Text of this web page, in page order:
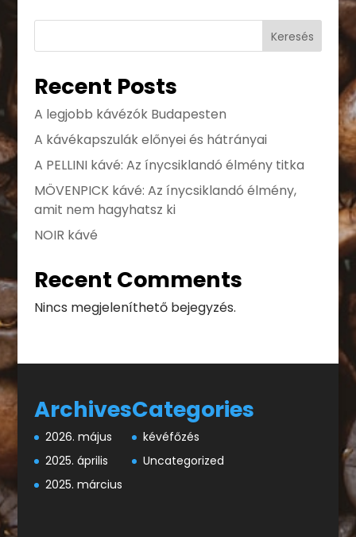
Keresés
Recent Posts
A legjobb kávézók Budapesten
A kávékapszulák előnyei és hátrányai
A PELLINI kávé: Az ínycsiklandó élmény titka
MÖVENPICK kávé: Az ínycsiklandó élmény,
amit nem hagyhatsz ki
NOIR kávé
Recent Comments
Nincs megjeleníthető bejegyzés.
Archives
2026. május
2025. április
2025. március
Categories
kévéfőzés
Uncategorized